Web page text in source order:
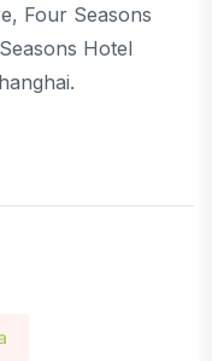
Four Seasons
Hotel